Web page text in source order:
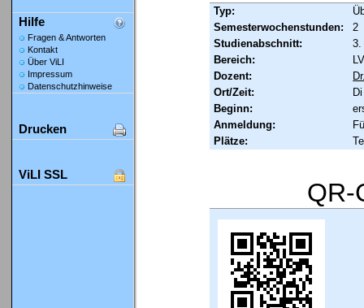
Hilfe
Fragen & Antworten
Kontakt
Über ViLI
Impressum
Datenschutzhinweise
Drucken
ViLI SSL
Typ:
Semesterwochenstunden:
2
Studienabschnitt:
3.
Bereich:
Dozent:
Ort/Zeit:
Beginn:
Anmeldung:
Plätze:
QR-